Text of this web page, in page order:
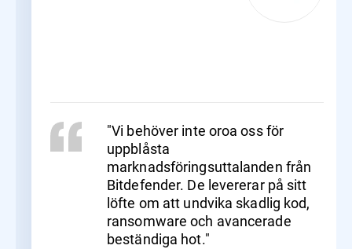
"Vi behöver inte oroa oss för
uppblåsta
marknadsföringsuttalanden från
Bitdefender. De levererar på sitt
löfte om att undvika skadlig kod,
ransomware och avancerade
beständiga hot."